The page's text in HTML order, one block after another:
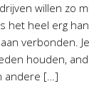
willen zo
het heel erg
verbonden.
houden,
andere […]